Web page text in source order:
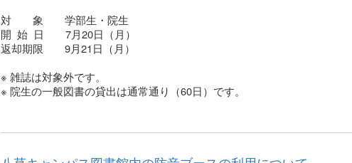
対 象 学部生・院生
開 始 日 7月20日（月）
返却期限 9月21日（月）
※ 雑誌は対象外です。
※ 院生の一般図書の貸出は通常通り（60日）です。